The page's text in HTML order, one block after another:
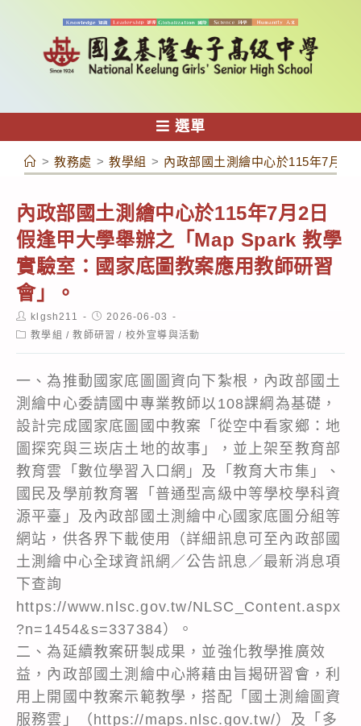
容
選單
> 教務處 > 教學組 > 內政部國土測繪中心於115年7月2
內政部國土測繪中心於115年7月2日
假逢甲大學舉辦之「Map Spark 教學
實驗室：國家底圖教案應用教師研習
會」。
Post
author:
klgsh211
Post
published:
2026-06-03
Post教學組 / 教師研習 / 校外宣導與活動
一、為推動國家底圖圖資向下紮根，內政部國土
測繪中心委請國中專業教師以108課綱為基礎，
設計完成國家底圖國中教案「從空中看家鄉：地
圖探究與三崁店土地的故事」，並上架至教育部
教育雲「數位學習入口網」及「教育大市集」、
國民及學前教育署「普通型高級中等學校學科資
源平臺」及內政部國土測繪中心國家底圖分組等
網站，供各界下載使用（詳細訊息可至內政部國
土測繪中心全球資訊網／公告訊息／最新消息項
下查詢
https://www.nlsc.gov.tw/NLSC_Content.aspx
?n=1454&s=337384）。
二、為延續教案研製成果，並強化教學推廣效
益，內政部國土測繪中心將藉由旨揭研習會，利
用上開國中教案示範教學，搭配「國土測繪圖資
服務雲」（https://maps.nlsc.gov.tw/）及「多